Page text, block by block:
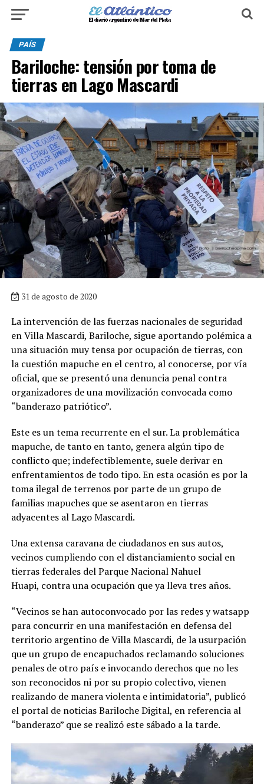
PAÍS
Bariloche: tensión por toma de
tierras en Lago Mascardi
31 de agosto de 2020
La intervención de las fuerzas nacionales de seguridad
en Villa Mascardi, Bariloche, sigue aportando polémica a
una situación muy tensa por ocupación de tierras, con
la cuestión mapuche en el centro, al conocerse, por vía
oficial, que se presentó una denuncia penal contra
organizadores de una movilización convocada como
“banderazo patriótico”.
Este es un tema recurrente en el sur. La problemática
mapuche, de tanto en tanto, genera algún tipo de
conflicto que; indefectiblemente, suele derivar en
enfrentamientos de todo tipo. En esta ocasión es por la
toma ilegal de terrenos por parte de un grupo de
familias mapuches que se asentaron en tierras
adyacentes al Lago Mascardi.
Una extensa caravana de ciudadanos en sus autos,
vecinos cumpliendo con el distanciamiento social en
tierras federales del Parque Nacional Nahuel
Huapi, contra una ocupación que ya lleva tres años.
“Vecinos se han autoconvocado por las redes y watsapp
para concurrir en una manifestación en defensa del
territorio argentino de Villa Mascardi, de la usurpación
que un grupo de encapuchados reclamando soluciones
penales de otro país e invocando derechos que no les
son reconocidos ni por su propio colectivo, vienen
realizando de manera violenta e intimidatoria”, publicó
el portal de noticias Bariloche Digital, en referencia al
“banderazo” que se realizó este sábado a la tarde.